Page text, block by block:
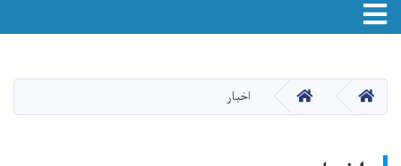
content
صفحه اصلیصفحه اصلیاخبار